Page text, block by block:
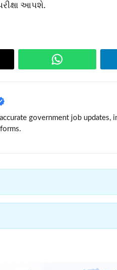
આપશે.
government job updates,